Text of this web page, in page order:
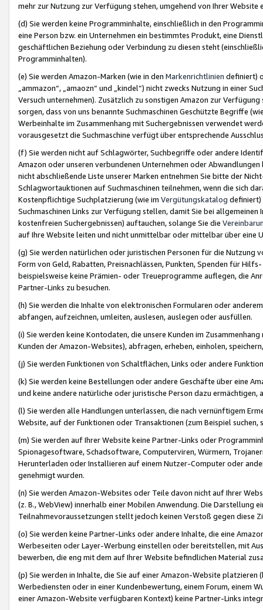
mehr zur Nutzung zur Verfügung stehen, umgehend von Ihrer
(d) Sie werden keine Programminhalte, einschließlich in den
eine Person bzw. ein Unternehmen ein bestimmtes Produkt, eine
geschäftlichen Beziehung oder Verbindung zu diesen steht
Programminhalten).
(e) Sie werden Amazon-Marken (wie in den Markenrichtlinien definiert)
„ammazon“, „amaozn“ und „kindel“) nicht zwecks Nutzung in einer
Versuch unternehmen). Zusätzlich zu sonstigen Amazon zur
sorgen, dass von uns benannte Suchmaschinen Geschützte Begriffe
Werbeinhalte im Zusammenhang mit Suchergebnissen verwendet
vorausgesetzt die Suchmaschine verfügt über entsprechende
(f) Sie werden nicht auf Schlagwörter, Suchbegriffe oder andere
Amazon oder unseren verbundenen Unternehmen oder
nicht abschließende Liste unserer Marken entnehmen Sie bitte der
Schlagwortauktionen auf Suchmaschinen teilnehmen, wenn die sich
Kostenpflichtige Suchplatzierung (wie im Vergütungskatalog definiert)
Suchmaschinen Links zur Verfügung stellen, damit Sie bei
kostenfreien Suchergebnissen) auftauchen, solange Sie die
auf Ihre Website leiten und nicht unmittelbar oder mittelbar über eine
(g) Sie werden natürlichen oder juristischen Personen für die Nutzung
Form von Geld, Rabatten, Preisnachlässen, Punkten, Spenden für
beispielsweise keine Prämien- oder Treueprogramme auflegen, die
Partner-Links zu besuchen.
(h) Sie werden die Inhalte von elektronischen Formularen oder
abfangen, aufzeichnen, umleiten, auslesen, auslegen oder ausfüllen.
(i) Sie werden keine Kontodaten, die unsere Kunden im
Kunden der Amazon-Websites), abfragen, erheben, einholen,
(j) Sie werden Funktionen von Schaltflächen, Links oder andere
(k) Sie werden keine Bestellungen oder andere Geschäfte über eine
und keine andere natürliche oder juristische Person dazu
(l) Sie werden alle Handlungen unterlassen, die nach vernünftigem
Website, auf der Funktionen oder Transaktionen (zum Beispiel
(m) Sie werden auf Ihrer Website keine Partner-Links oder
Spionagesoftware, Schadsoftware, Computerviren, Würmern,
Herunterladen oder Installieren auf einem Nutzer-Computer oder
genehmigt wurden.
(n) Sie werden Amazon-Websites oder Teile davon nicht auf Ihrer
(z. B., WebView) innerhalb einer Mobilen Anwendung. Die Darstellung
Teilnahmevoraussetzungen stellt jedoch keinen Verstoß gegen diese
(o) Sie werden keine Partner-Links oder andere Inhalte, die eine
Werbeseiten oder Layer-Werbung einstellen oder bereitstellen, mit
bewerben, die eng mit dem auf Ihrer Website befindlichen Material
(p) Sie werden in Inhalte, die Sie auf einer Amazon-Website
Werbediensten oder in einer Kundenbewertung, einem Forum, einem
einer Amazon-Website verfügbaren Kontext) keine Partner-Links